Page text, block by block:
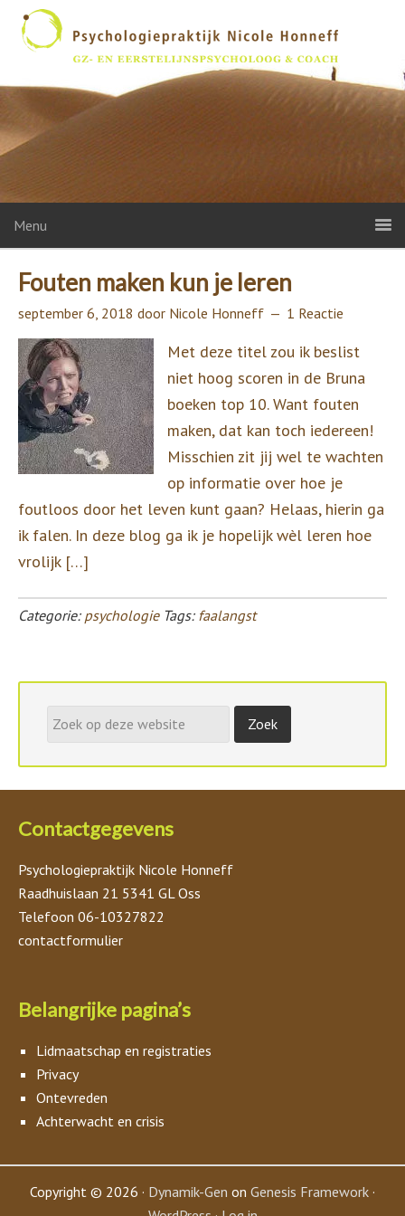
Menu
Fouten maken kun je leren
september 6, 2018 door Nicole Honneff 1 Reactie
Met deze titel zou ik beslist
niet hoog scoren in de Bruna
boeken top 10. Want fouten
maken, dat kan toch iedereen!
Misschien zit jij wel te wachten
op informatie over hoe je
foutloos door het leven kunt gaan? Helaas, hierin ga
ik falen. In deze blog ga ik je hopelijk wèl leren hoe
vrolijk […]
Categorie: psychologie Tags: faalangst
Contactgegevens
Psychologiepraktijk Nicole Honneff
Raadhuislaan 21 5341 GL Oss
Telefoon 06-10327822
contactformulier
Belangrijke pagina’s
Lidmaatschap en registraties
Privacy
Ontevreden
Achterwacht en crisis
Copyright © 2026 · Dynamik-Gen on Genesis Framework ·